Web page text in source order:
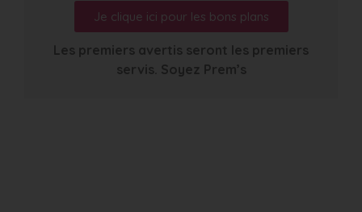
Je clique ici pour les bons plans
Les premiers avertis seront les premiers
servis. Soyez Prem’s